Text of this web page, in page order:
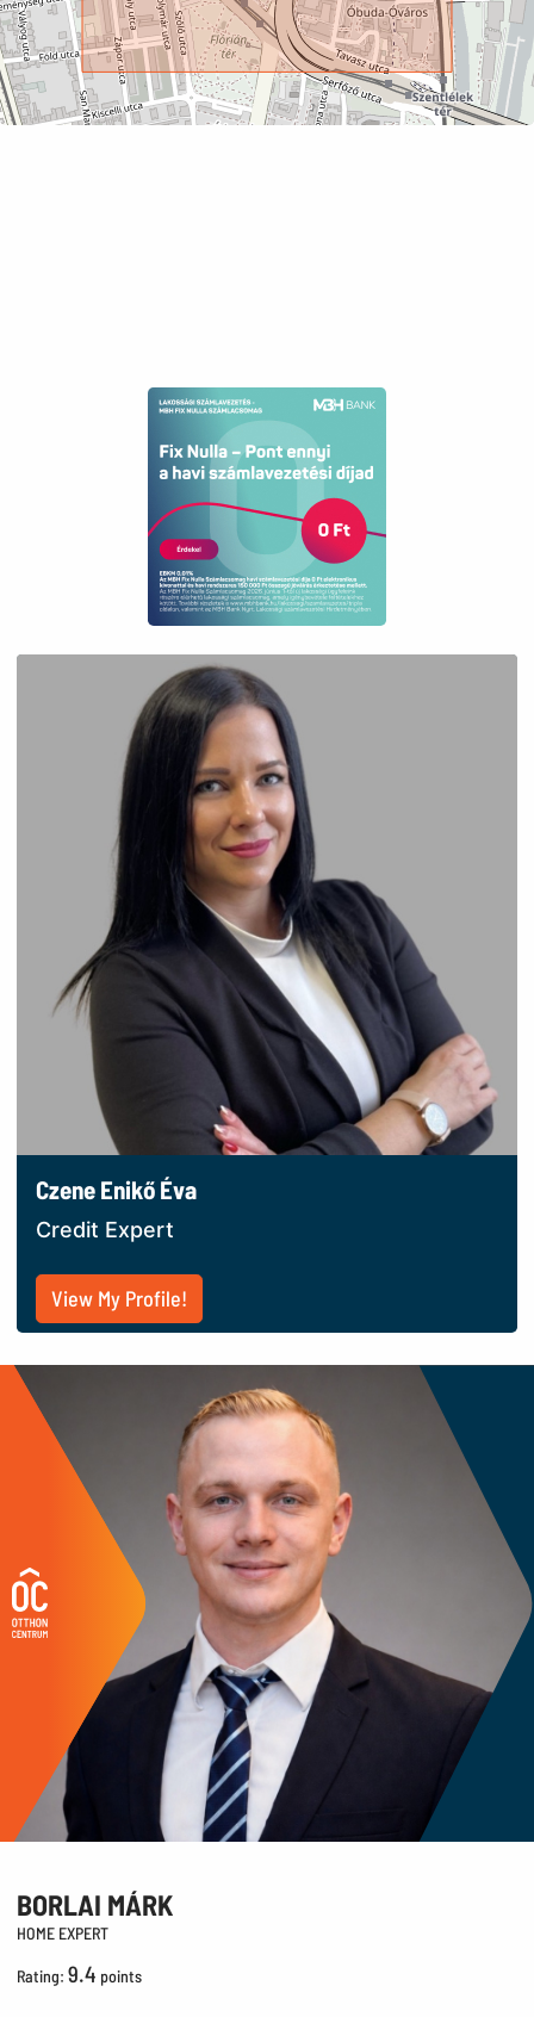
A környéken minden megtalálható, ami a
kényelmes mindennapokhoz szükséges:
bevásárlási lehetőségek, piac, iskolák, óvodák,
9-es autóbusz közvetlen belvárosi kapcsolattal
34-es, 106-os és 134-es autóbuszok
H5-ös HÉV a közeli Szentlélek tértől
A Margitsziget mindössze néhány perc alatt
Az ingatlan tehermentes, rövid határidővel
birtokba vehető.
Ideális választás saját otthonnak, fiatal
pároknak, egyedülállóknak vagy akár
befektetési célra is, Óbuda egyik
legkeresettebb részén.
Electricity
available
Sewer
available
Elevator
available
Czene Enikő Éva
Credit Expert
View My Profile!
BORLAI MÁRK
HOME EXPERT
Rating:9.4 points